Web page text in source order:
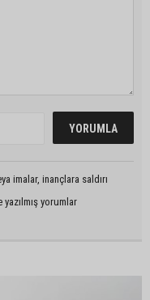
imalar, inançlara saldırı
yorumlar